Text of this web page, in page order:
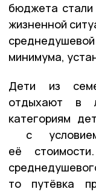
бюджета
жизненной
минимума,
Дети из
отдыхают в
категориям
с
её
то путёвка